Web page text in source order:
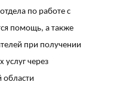
по работе с
помощь, а также
при получении
услуг через
области